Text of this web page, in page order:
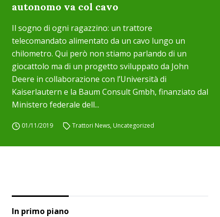
autonomo va col cavo
Il sogno di ogni ragazzino: un trattore
telecomandato alimentato da un cavo lungo un
chilometro. Qui però non stiamo parlando di un
giocattolo ma di un progetto sviluppato da John
Deere in collaborazione con l’Università di
Kaiserlautern e la Baum Consult Gmbh, finanziato dal
Ministero federale dell...
01/11/2019 Trattori News, Uncategorized
In primo piano